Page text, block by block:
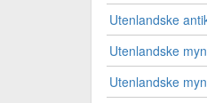
Utenlandske
Utenlandske
Utenlandske